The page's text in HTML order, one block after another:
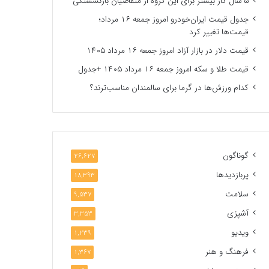
جدول قیمت ایران‌خودرو امروز جمعه ۱۶ مرداد؛
قیمت‌ها تغییر کرد
قیمت دلار در بازار آزاد امروز جمعه ۱۶ مرداد ۱۴۰۵
قیمت طلا و سکه امروز جمعه ۱۶ مرداد ۱۴۰۵ +جدول
کدام ورزش‌ها در گرما برای سالمندان مناسب‌ترند؟
گوناگون 26,627
پربازدیدها 18,393
سلامت 9,537
آشپزی 3,353
ویدیو 1,239
فرهنگ و هنر 1,367